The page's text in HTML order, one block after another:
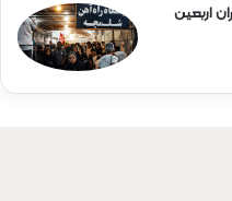
اربعین